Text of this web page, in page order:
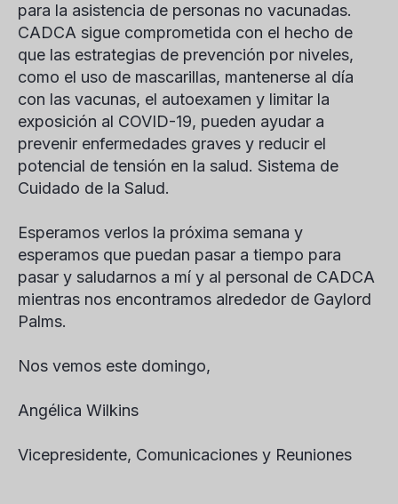
para la asistencia de personas no vacunadas.
CADCA sigue comprometida con el hecho de
que las estrategias de prevención por niveles,
como el uso de mascarillas, mantenerse al día
con las vacunas, el autoexamen y limitar la
exposición al COVID-19, pueden ayudar a
prevenir enfermedades graves y reducir el
potencial de tensión en la salud. Sistema de
Cuidado de la Salud.
Esperamos verlos la próxima semana y
esperamos que puedan pasar a tiempo para
pasar y saludarnos a mí y al personal de CADCA
mientras nos encontramos alrededor de Gaylord
Palms.
Nos vemos este domingo,
Angélica Wilkins
Vicepresidente, Comunicaciones y Reuniones